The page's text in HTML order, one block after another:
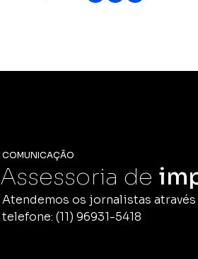
COMUNICAÇÃO
Assessoria de
Atendemos os jornalistas
telefone: (11) 96931-5418